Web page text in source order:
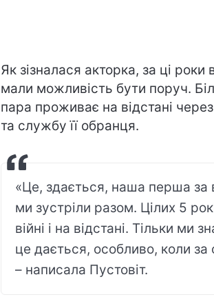
Як зізналася акторка, за ці
мали можливість бути поруч.
пара проживає на відстані
та службу її обранця.
«Це, здається, наша перша за
ми зустріли разом. Цілих 5
війні і на відстані. Тільки ми
це дається, особливо, коли
– написала Пустовіт.